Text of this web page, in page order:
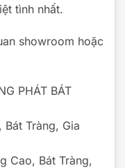
tình nhất.
showroom hoặc
PHÁT BÁT
Bát Tràng, Gia
Cao, Bát Tràng,